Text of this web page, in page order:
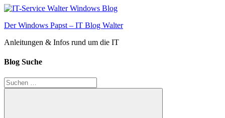
Zum
springen
Der Windows Papst – IT Blog Walter
Anleitungen & Infos rund um die IT
Blog Suche
Suchen
nach: